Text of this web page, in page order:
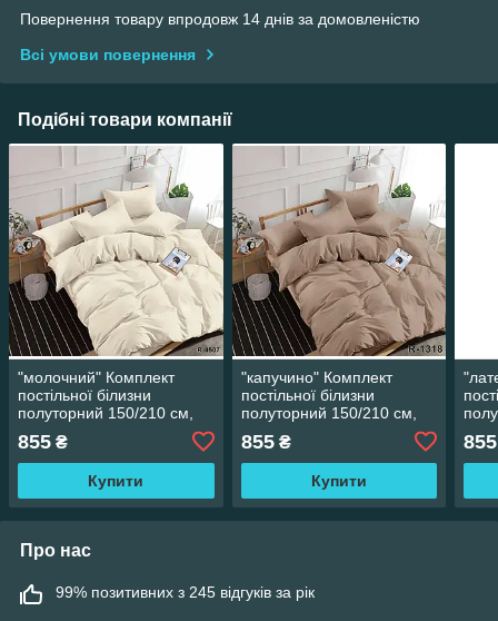
Повернення товару впродовж 14 днів за домовленістю
Всі умови повернення
Подібні товари компанії
"молочний" Комплект
постільної білизни
полуторний 150/210 см,
сатин, 100% складається з
бавовни
855 ₴
Купити
"капучино" Комплект
постільної білизни
полуторний 150/210 см,
сатин, 100% складається з
бавовни
855₴
Купити
855
Про нас
99% позитивних з 245 відгуків за рік